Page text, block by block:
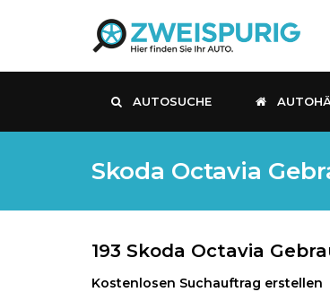
AUTOSUCHE
Skoda Octavia
193 Skoda Octavia
Kostenlosen Suchauftrag erstellen